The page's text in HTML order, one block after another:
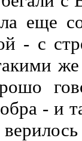
еще
- с
- и